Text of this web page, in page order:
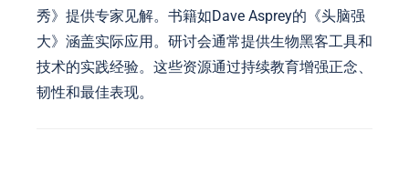
秀》提供专家见解。书籍如Dave Asprey的《头脑强
大》涵盖实际应用。研讨会通常提供生物黑客工具和
技术的实践经验。这些资源通过持续教育增强正念、
韧性和最佳表现。